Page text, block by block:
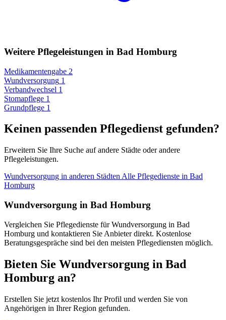
Weitere Pflegeleistungen in Bad Homburg
Medikamentengabe 2
Wundversorgung 1
Verbandwechsel 1
Stomapflege 1
Grundpflege 1
Keinen passenden Pflegedienst gefunden?
Erweitern Sie Ihre Suche auf andere Städte oder andere
Pflegeleistungen.
Wundversorgung in anderen Städten Alle Pflegedienste in Bad
Homburg
Wundversorgung in Bad Homburg
Vergleichen Sie Pflegedienste für Wundversorgung in Bad
Homburg und kontaktieren Sie Anbieter direkt. Kostenlose
Beratungsgespräche sind bei den meisten Pflegediensten möglich.
Bieten Sie Wundversorgung in Bad
Homburg an?
Erstellen Sie jetzt kostenlos Ihr Profil und werden Sie von
Angehörigen in Ihrer Region gefunden.